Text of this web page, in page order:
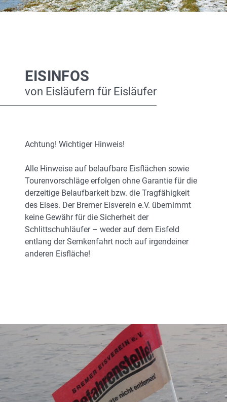
EISINFOS
von Eisläufern für Eisläufer
Achtung! Wichtiger Hinweis!
Alle Hinweise auf belaufbare Eisflächen sowie
Tourenvorschläge erfolgen ohne Garantie für die
derzeitige Belaufbarkeit bzw. die Tragfähigkeit
des Eises. Der Bremer Eisverein e.V. übernimmt
keine Gewähr für die Sicherheit der
Schlittschuhläufer – weder auf dem Eisfeld
entlang der Semkenfahrt noch auf irgendeiner
anderen Eisfläche!